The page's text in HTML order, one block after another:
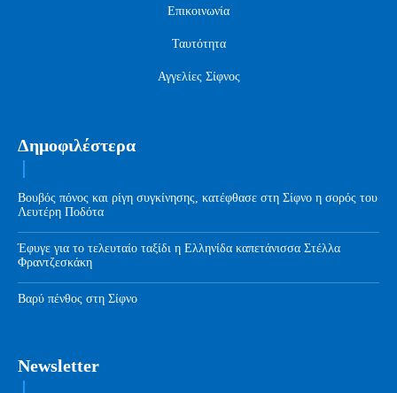
Επικοινωνία
Ταυτότητα
Αγγελίες Σίφνος
Δημοφιλέστερα
Βουβός πόνος και ρίγη συγκίνησης, κατέφθασε στη Σίφνο η σορός του
Λευτέρη Ποδότα
Έφυγε για το τελευταίο ταξίδι η Ελληνίδα καπετάνισσα Στέλλα
Φραντζεσκάκη
Βαρύ πένθος στη Σίφνο
Newsletter